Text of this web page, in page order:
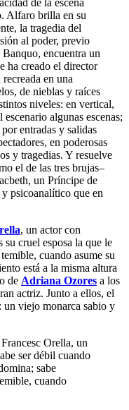
Alfaro brilla en su
la tragedia del
al poder, previo
encuentra un
ha creado el director
en una
de nieblas y raíces
niveles: en vertical,
algunas escenas;
entradas y salidas
en poderosas
y tragedias. Y resuelve
el de las tres brujas–
un Príncipe de
psicoanalítico que en
, un actor con
su cruel esposa la que le
cuando asume su
está a la misma altura
de Adriana Ozores a los
actriz. Junto a ellos, el
un viejo monarca sabio y
Orella, un
ser débil cuando
sabe
cuando